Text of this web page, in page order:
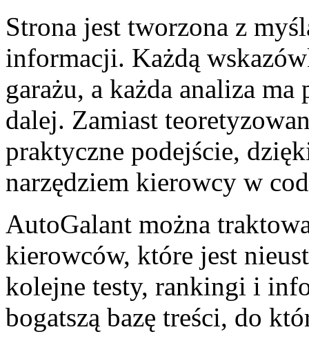
Strona jest tworzona z
informacji. Każdą
garażu, a każda analiza
dalej. Zamiast
praktyczne podejście,
narzędziem kierowcy w
AutoGalant można
kierowców, które jest
kolejne testy, rankingi i
bogatszą bazę treści, do